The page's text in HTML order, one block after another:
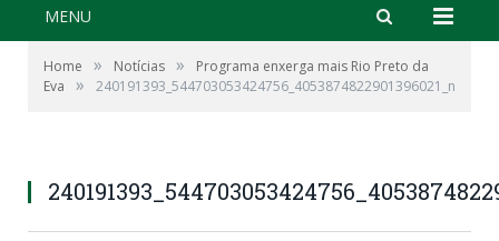
MENU
Home » Notícias »
Programa enxerga mais Rio Preto da
Eva
» 240191393_544703053424756_4053874822901396021_n